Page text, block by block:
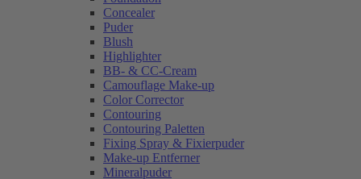
Concealer
Puder
Blush
Highlighter
BB- & CC-Cream
Camouflage Make-up
Color Corrector
Contouring
Contouring Paletten
Fixing Spray & Fixierpuder
Make-up Entferner
Mineralpuder